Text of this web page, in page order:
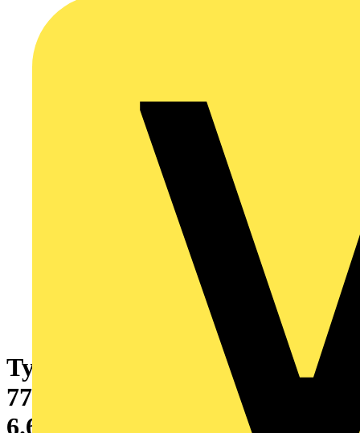
Ty-Rap Stahlnasenkabelb.
771x6,9 mm, 540N, schwarz PA
6.6, -60/+105°C, VPE 50